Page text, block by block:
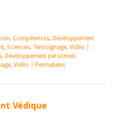
, Compétences, Développement
, Sciences, Témoignage, Vidéo
, Développement personnel ,
, Vidéo Permaliens
Védique